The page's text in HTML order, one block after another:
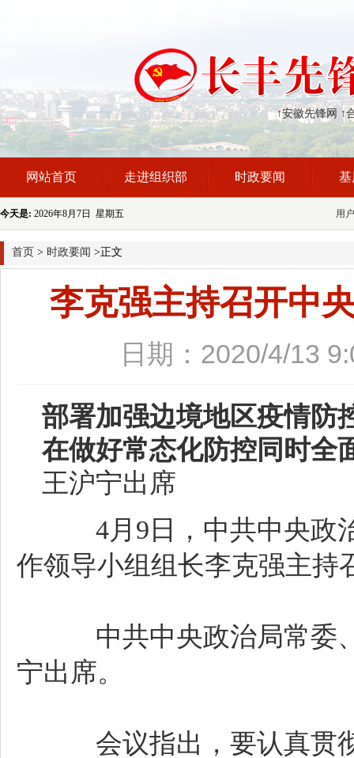
↑安徽先锋网 ↑
网站首页 走进组织部 时政要闻 基
今天是: 2026年8月7日 星期五 用
首页 > 时政要闻 >正文
李克强主持召开中
日期：2020/4/13
部署加强边境地区疫情
在做好常态化防控同时全
王沪宁出席
4月9日，中共中央政治
作领导小组组长李克强主持
中共中央政治局常委、
宁出席。
会议指出，要认真贯彻